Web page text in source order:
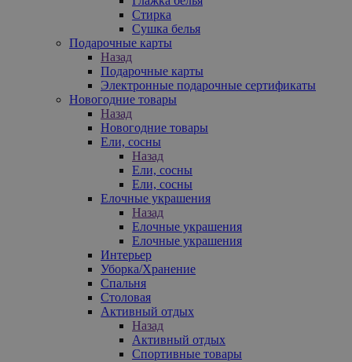
Стирка
Сушка белья
Подарочные карты
Назад
Подарочные карты
Электронные подарочные сертификаты
Новогодние товары
Назад
Новогодние товары
Ели, сосны
Назад
Ели, сосны
Ели, сосны
Елочные украшения
Назад
Елочные украшения
Елочные украшения
Интерьер
Уборка/Хранение
Спальня
Столовая
Активный отдых
Назад
Активный отдых
Спортивные товары